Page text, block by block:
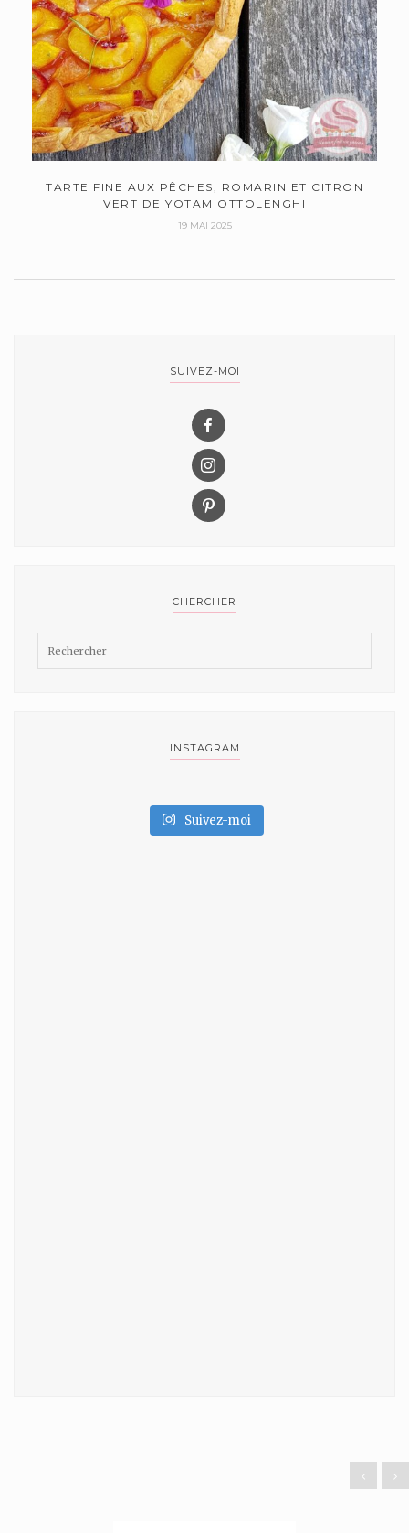
TARTE FINE AUX PÊCHES, ROMARIN ET CITRON
VERT DE YOTAM OTTOLENGHI
19 MAI 2025
SUIVEZ-MOI
CHERCHER
INSTAGRAM
Suivez-moi